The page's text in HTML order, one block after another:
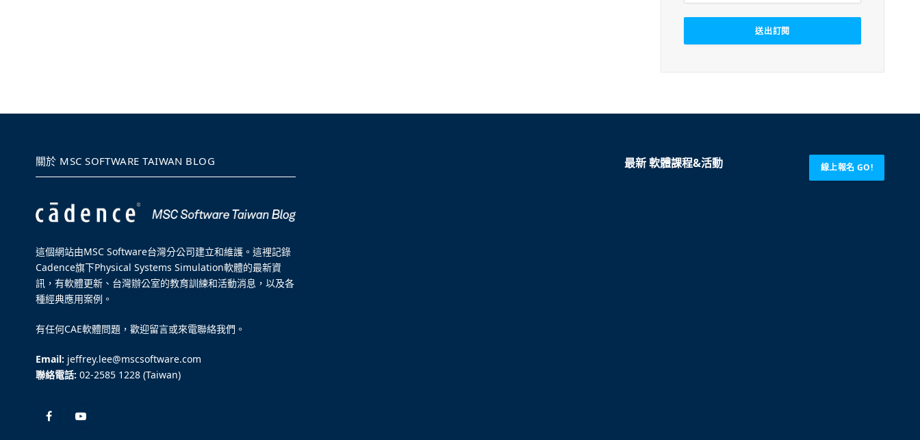
關於 MSC SOFTWARE TAIWAN BLOG
這個網站由MSC Software台灣分公司建立和維護。這裡記錄
Cadence旗下Physical Systems Simulation軟體的最新資
訊，有軟體更新、台灣辦公室的教育訓練和活動消息，以及各
種經典應用案例。
有任何CAE軟體問題，歡迎留言或來電聯絡我們。
Email: jeffrey.lee@mscsoftware.com
聯絡電話: 02-2585 1228 (Taiwan)
FacebookYouTube
最新 軟體課程&活動 線上報名 GO!